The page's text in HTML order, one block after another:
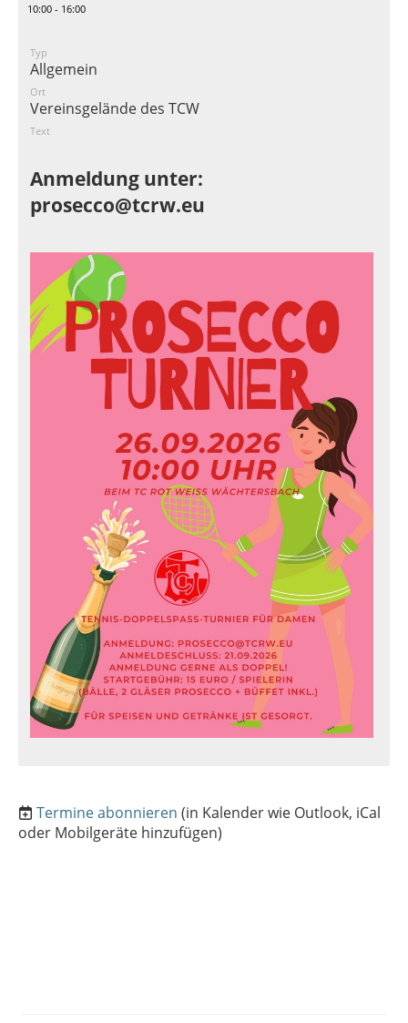
10:00 - 16:00
Typ
Allgemein
Ort
Vereinsgelände des TCW
Text
Anmeldung unter:
prosecco@tcrw.eu
Termine abonnieren (in Kalender wie Outlook, iCal
oder Mobilgeräte hinzufügen)